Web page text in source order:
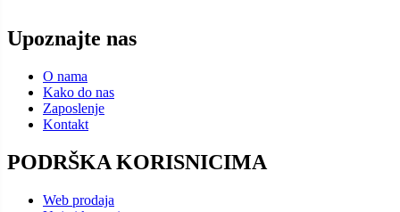
Upoznajte nas
O nama
Kako do nas
Zaposlenje
Kontakt
PODRŠKA KORISNICIMA
Web prodaja